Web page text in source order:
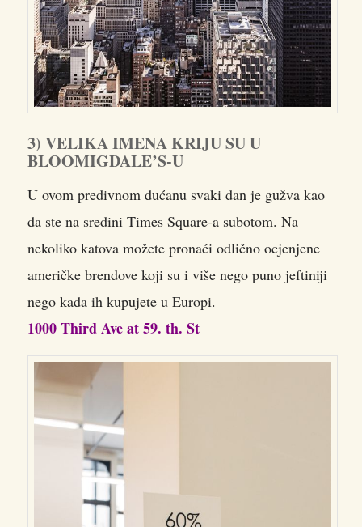
3) VELIKA IMENA KRIJU SU U
BLOOMIGDALE’S-U
U ovom predivnom dućanu svaki dan je gužva kao
da ste na sredini Times Square-a subotom. Na
nekoliko katova možete pronaći odlično ocjenjene
američke brendove koji su i više nego puno jeftiniji
nego kada ih kupujete u Europi.
1000 Third Ave at 59. th. St